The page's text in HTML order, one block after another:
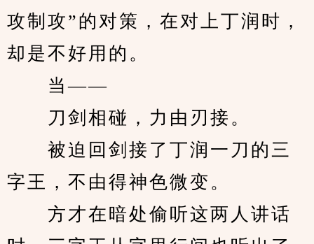
攻制攻”的对策，在对上丁润时，
却是不好用的。
当——
刀剑相碰，力由刃接。
被迫回剑接了丁润一刀的三
字王，不由得神色微变。
方才在暗处偷听这两人讲话